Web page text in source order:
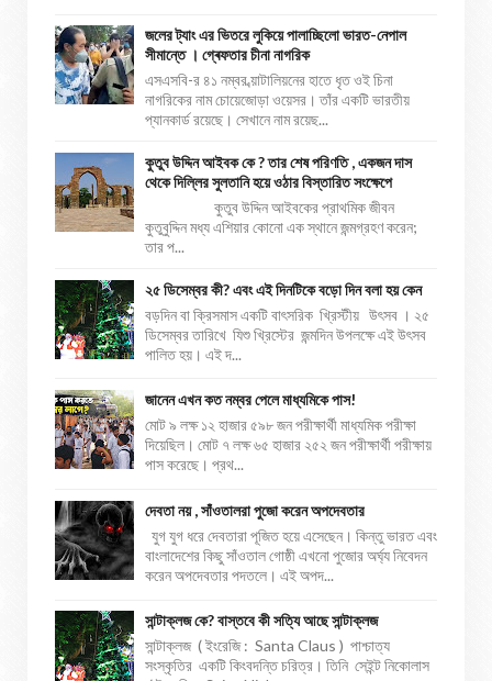
জলের ট্যাং এর ভিতরে লুকিয়ে পালাচ্ছিলো ভারত-নেপাল
সীমান্তে । গ্ৰেফতার চীনা নাগরিক
এসএসবি-র ৪১ নম্বর ব্য়াটালিয়নের হাতে ধৃত ওই চিনা
নাগরিকের নাম চোয়েজোড়া ওয়েসর। তাঁর একটি ভারতীয়
প্যানকার্ড রয়েছে। সেখানে নাম রয়েছ...
কুতুব উদ্দিন আইবক কে ? তার শেষ পরিণতি , একজন দাস
থেকে দিল্লির সুলতানি হয়ে ওঠার বিস্তারিত সংক্ষেপে
কুতুব উদ্দিন আইবকের প্রাথমিক জীবন
কুতুবুদ্দিন মধ্য এশিয়ার কোনো এক স্থানে জন্মগ্রহণ করেন;
তার প...
২৫ ডিসেম্বর কী? এবং এই দিনটিকে বড়ো দিন বলা হয় কেন
বড়দিন বা ক্রিসমাস একটি বাৎসরিক খ্রিস্টীয় উৎসব । ২৫
ডিসেম্বর তারিখে যিশু খ্রিস্টের জন্মদিন উপলক্ষে এই উৎসব
পালিত হয়। এই দ...
জানেন এখন কত নম্বর পেলে মাধ্যমিকে পাস!
মোট ৯ লক্ষ ১২ হাজার ৫৯৮ জন পরীক্ষার্থী মাধ্যমিক পরীক্ষা
দিয়েছিল। মোট ৭ লক্ষ ৬৫ হাজার ২৫২ জন পরীক্ষার্থী পরীক্ষায়
পাস করেছে। প্রথ...
দেবতা নয় , সাঁওতালরা পুজো করেন অপদেবতার
যুগ যুগ ধরে দেবতারা পূজিত হয়ে এসেছেন। কিন্তু ভারত এবং
বাংলাদেশের কিছু সাঁওতাল গোষ্ঠী এখনো পুজোর অর্ঘ্য নিবেদন
করেন অপদেবতার পদতলে। এই অপদ...
সান্টাক্লজ কে? বাস্তবে কী সত্যি আছে সান্টাক্লজ
সান্টাক্লজ ( ইংরেজি : Santa Claus ) পাশ্চাত্য
সংস্কৃতির একটি কিংবদন্তি চরিত্র। তিনি সেইন্ট নিকোলাস